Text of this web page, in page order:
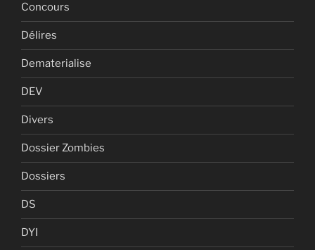
Concours
Délires
Dematerialise
DEV
Divers
Dossier Zombies
Dossiers
DS
DYI